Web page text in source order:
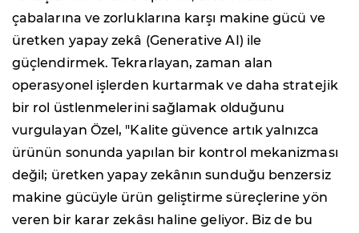
çabalarına ve zorluklarına karşı makine gücü ve
üretken yapay zekâ (Generative AI) ile
güçlendirmek. Tekrarlayan, zaman alan
operasyonel işlerden kurtarmak ve daha stratejik
bir rol üstlenmelerini sağlamak olduğunu
vurgulayan Özel, "Kalite güvence artık yalnızca
ürünün sonunda yapılan bir kontrol mekanizması
değil; üretken yapay zekânın sunduğu benzersiz
makine gücüyle ürün geliştirme süreçlerine yön
veren bir karar zekâsı haline geliyor. Biz de bu